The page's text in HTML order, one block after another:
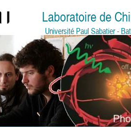
Laboratoire de
Université Paul Sabatier -